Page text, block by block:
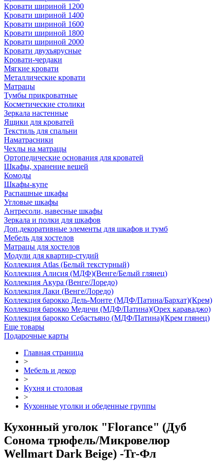
Кровати шириной 1200
Кровати шириной 1400
Кровати шириной 1600
Кровати шириной 1800
Кровати шириной 2000
Кровати двухъярусные
Кровати-чердаки
Мягкие кровати
Металлические кровати
Матрацы
Тумбы прикроватные
Косметические столики
Зеркала настенные
Ящики для кроватей
Текстиль для спальни
Наматрасники
Чехлы на матрацы
Ортопедические основания для кроватей
Шкафы, хранение вещей
Комоды
Шкафы-купе
Распашные шкафы
Угловые шкафы
Антресоли, навесные шкафы
Зеркала и полки для шкафов
Доп.декоративные элементы для шкафов и тумб
Мебель для хостелов
Матрацы для хостелов
Модули для квартир-студий
Коллекция Atlas (Белый текстурный)
Коллекция Алисия (МДФ)(Венге/Белый глянец)
Коллекция Акура (Венге/Лоредо)
Коллекция Лаки (Венге/Лоредо)
Коллекция барокко Дель-Монте (МДФ/Патина/Бархат)(Крем)
Коллекция барокко Медичи (МДФ/Патина)(Орех караваджо)
Коллекция барокко Себастьяно (МДФ/Патина)(Крем глянец)
Еще товары
Подарочные карты
Главная страница
>
Мебель и декор
>
Кухня и столовая
>
Кухонные уголки и обеденные группы
Кухонный уголок "Florance" (Дуб
Сонома трюфель/Микровелюр
Wellmart Dark Beige) -Tr-Фл